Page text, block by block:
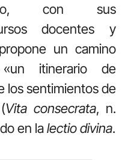
con sus
docentes y
un camino
itinerario de
los sentimientos de
Vita consecrata, n.
en lalectio divina.